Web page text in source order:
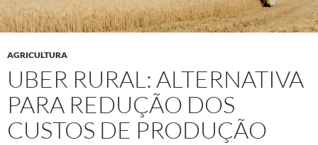
AGRICULTURA
UBER RURAL: ALTERNATIVA
PARA REDUÇÃO DOS
CUSTOS DE PRODUÇÃO